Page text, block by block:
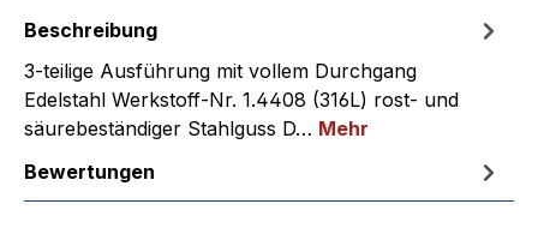
Beschreibung
3-teilige Ausführung mit vollem Durchgang
Edelstahl Werkstoff-Nr. 1.4408 (316L) rost- und
säurebeständiger Stahlguss D… Mehr
Bewertungen